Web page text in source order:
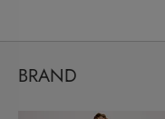
BRAND